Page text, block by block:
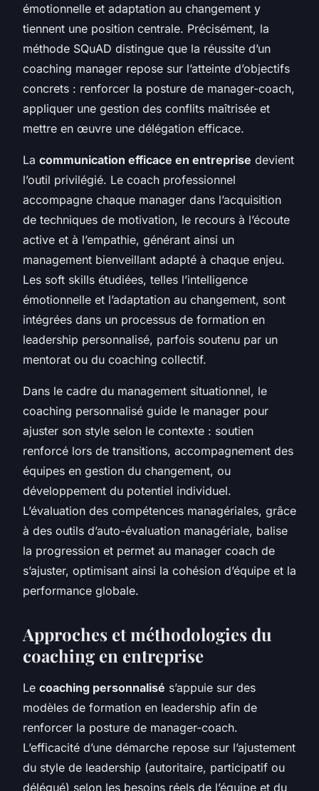
émotionnelle et adaptation au changement y
tiennent une position centrale. Précisément, la
méthode SQuAD distingue que la réussite d’un
coaching manager repose sur l’atteinte d’objectifs
concrets : renforcer la posture de manager-coach,
appliquer une gestion des conflits maîtrisée et
mettre en œuvre une délégation efficace.
La communication efficace en entreprise devient
l’outil privilégié. Le coach professionnel
accompagne chaque manager dans l’acquisition
de techniques de motivation, le recours à l’écoute
active et à l’empathie, générant ainsi un
management bienveillant adapté à chaque enjeu.
Les soft skills étudiées, telles l’intelligence
émotionnelle et l’adaptation au changement, sont
intégrées dans un processus de formation en
leadership personnalisé, parfois soutenu par un
mentorat ou du coaching collectif.
Dans le cadre du management situationnel, le
coaching personnalisé guide le manager pour
ajuster son style selon le contexte : soutien
renforcé lors de transitions, accompagnement des
équipes en gestion du changement, ou
développement du potentiel individuel.
L’évaluation des compétences managériales, grâce
à des outils d’auto-évaluation managériale, balise
la progression et permet au manager coach de
s’ajuster, optimisant ainsi la cohésion d’équipe et la
performance globale.
Approches et méthodologies du
coaching en entreprise
Le coaching personnalisé s’appuie sur des
modèles de formation en leadership afin de
renforcer la posture de manager-coach.
L’efficacité d’une démarche repose sur l’ajustement
du style de leadership (autoritaire, participatif ou
délégué) selon les besoins réels de l’équipe et du